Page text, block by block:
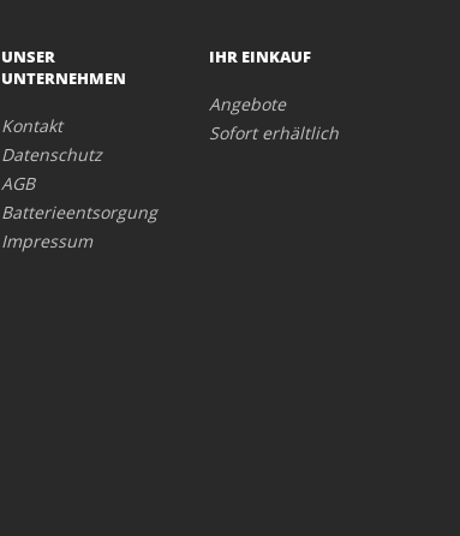
UNSER
UNTERNEHMEN
Kontakt
Datenschutz
AGB
Batterieentsorgung
Impressum
IHR EINKAUF
Angebote
Sofort erhältlich